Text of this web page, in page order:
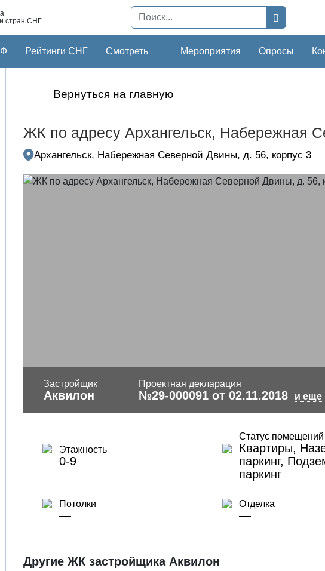
стран СНГ
Рейтинги СНГ Смотреть Мероприятия Опросы
Вернуться на главную
ЖК по адресу Архангельск, Набережная
Архангельск, Набережная Северной Двины, д. 56, корпус 3
Застройщик
Аквилон
Проектная декларация
№29-000091 от 02.11.2018 и еще
Этажность
0-9
Статус помещений
Квартиры,
паркинг,
паркинг
Потолки
—
Отделка
—
Другие ЖК застройщика Аквилон